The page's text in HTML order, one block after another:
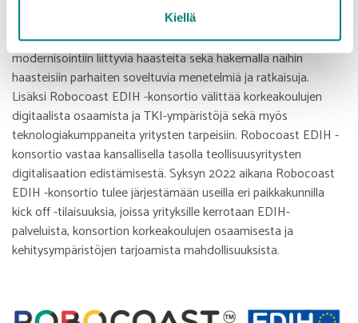
Kiellä
Robocoast EDIH -konsortio toteuttaa EDIH-palveluaan
toimimalla lähellä yrityksiä ja tunnistamalla yritysten
modernisointiin liittyviä haasteita sekä hakemalla näihin
haasteisiin parhaiten soveltuvia menetelmiä ja ratkaisuja.
Lisäksi Robocoast EDIH -konsortio välittää korkeakoulujen
digitaalista osaamista ja TKI-ympäristöjä sekä myös
teknologiakumppaneita yritysten tarpeisiin. Robocoast EDIH -
konsortio vastaa kansallisella tasolla teollisuusyritysten
digitalisaation edistämisestä. Syksyn 2022 aikana Robocoast
EDIH -konsortio tulee järjestämään useilla eri paikkakunnilla
kick off -tilaisuuksia, joissa yrityksille kerrotaan EDIH-
palveluista, konsortion korkeakoulujen osaamisesta ja
kehitysympäristöjen tarjoamista mahdollisuuksista.